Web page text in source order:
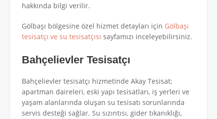
hakkında bilgi verilir.
Gölbaşı bölgesine özel hizmet detayları için Gölbaşı
tesisatçı ve su tesisatçısı sayfamızı inceleyebilirsiniz.
Bahçelievler Tesisatçı
Bahçelievler tesisatçı hizmetinde Akay Tesisat;
apartman daireleri, eski yapı tesisatları, iş yerleri ve
yaşam alanlarında oluşan su tesisatı sorunlarında
servis desteği sağlar. Su sızıntısı, gider tıkanıklığı,